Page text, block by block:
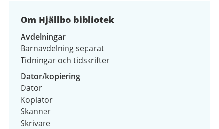
Om Hjällbo bibliotek
Avdelningar
Barnavdelning separat
Tidningar och tidskrifter
Dator/kopiering
Dator
Kopiator
Skanner
Skrivare